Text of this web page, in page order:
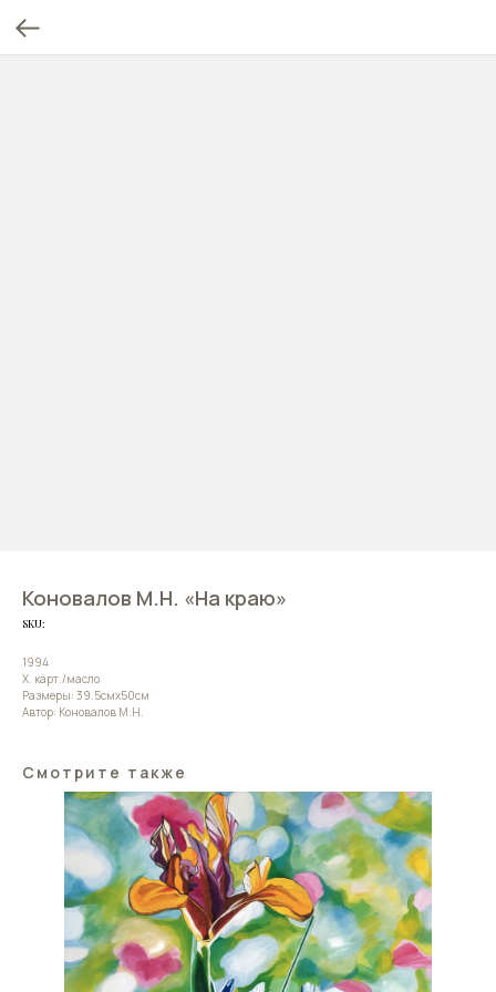
Коновалов М.Н. «На краю»
SKU:
1994
Х. карт./масло
Размеры: 39.5смх50см
Автор: Коновалов М.Н.
Смотрите также